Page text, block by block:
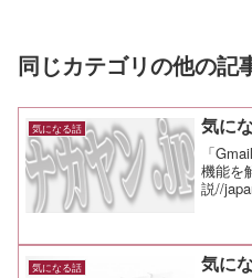
同じカテゴリの他の記
気になる話 気に
「
機能を
説//
SNS
い仕掛
気になる話 気に